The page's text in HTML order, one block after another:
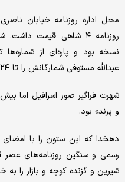
محل اداره روزنامه خیابان
روزنامه ۴ شاهی قیمت
نسخه بود و پاره‌ای از
عبدالله مستوفی شمارگانش را تا ۲۴ هزار نسخه نیز نوشته است.
شهرت فراگیر صور اسرافیل اما
و پرند» بود.
دهخدا که این ستون را با امضای
رسمی و سنگین روزنامه‌های عصر
شیرین و گزنده کوچه و بازار را